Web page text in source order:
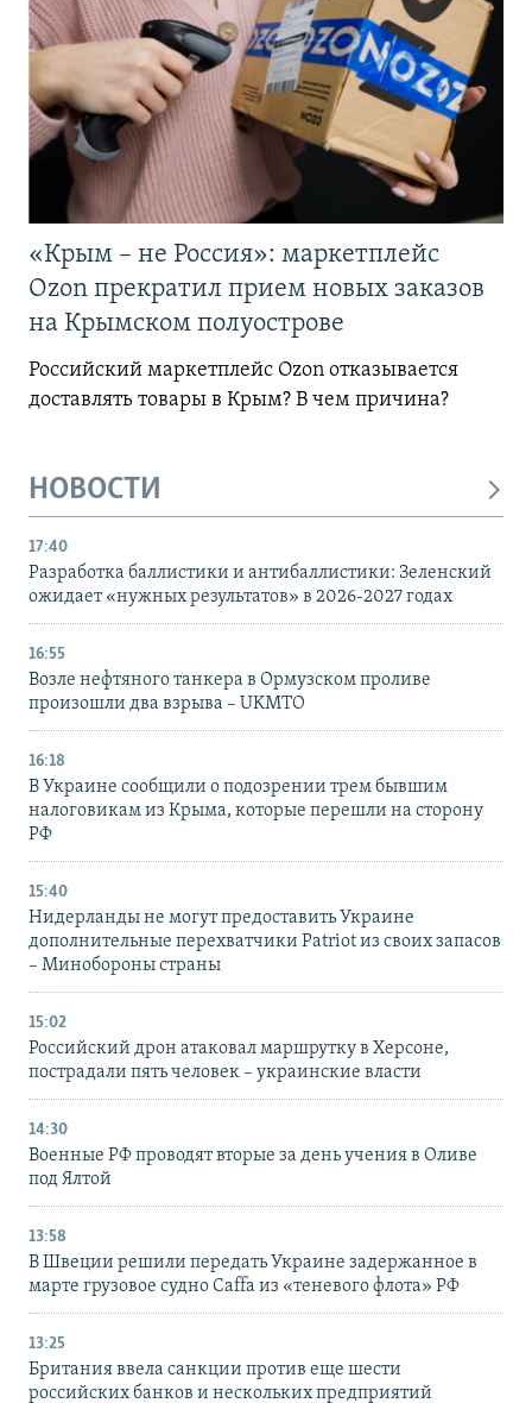
«Крым – не Россия»: маркетплейс
Ozon прекратил прием новых заказов
на Крымском полуострове
Российский маркетплейс Ozon отказывается
доставлять товары в Крым? В чем причина?
НОВОСТИ
17:40
Разработка баллистики и антибаллистики: Зеленский
ожидает «нужных результатов» в 2026-2027 годах
16:55
Возле нефтяного танкера в Ормузском проливе
произошли два взрыва – UKMTO
16:18
В Украине сообщили о подозрении трем бывшим
налоговикам из Крыма, которые перешли на сторону
РФ
15:40
Нидерланды не могут предоставить Украине
дополнительные перехватчики Patriot из своих запасов
– Минобороны страны
15:02
Российский дрон атаковал маршрутку в Херсоне,
пострадали пять человек – украинские власти
14:30
Военные РФ проводят вторые за день учения в Оливе
под Ялтой
13:58
В Швеции решили передать Украине задержанное в
марте грузовое судно Caffa из «теневого флота» РФ
13:25
Британия ввела санкции против еще шести
российских банков и нескольких предприятий